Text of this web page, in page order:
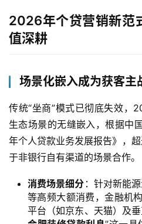
2026年个贷营销新范
值深耕
场景化嵌入成为获客主
传统“坐商”模式已彻底失效，
生态场景的无缝嵌入，根据中
年个人贷款业务发展报告》，
于非银行自有渠道的场景合作。
消费场景细分 ：针对新能
等高频大额消费，金融机
平台（如京东、天猫）及